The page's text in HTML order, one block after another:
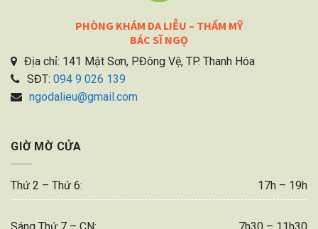
PHÒNG KHÁM DA LIỄU – THẨM MỸ
BÁC SĨ NGỌ
Địa chỉ: 141 Mật Sơn, P.Đông Vệ, TP. Thanh Hóa
SĐT: 094 9 026 139
ngodalieu@gmail.com
GIỜ MỜ CỬA
Thứ 2 – Thứ 6: 17h – 19h